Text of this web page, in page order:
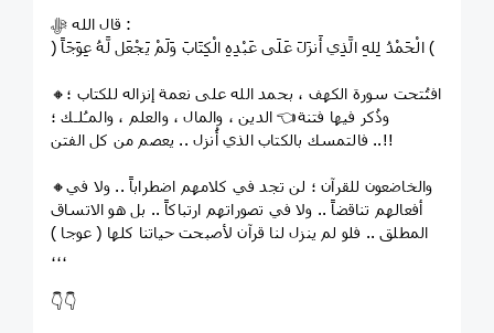
قال الله ﷻ :
﴿ الْحَمْدُ لِلهِ الَّذِي أَنزَلَ عَلَى عَبْدِهِ الْكِتَابَ وَلَمْ يَجْعَل لَّهُ عِوَجَاً ﴾
🔸افتُتحت سورة الكهف ، بحمد الله على نعمة إنزاله للكتاب ؛
وذُكر فيها فتنة👈 الدين ، والمال ، والعلم ، والمـُلـك ؛
فالتمسك بالكتاب الذي أُنزل .. يعصم من كل الفتن ..!!
🔸والخاضعون للقرآن ؛ لن تجد في كلامهم اضطراباً .. ولا في
أفعالهم تناقضاً .. ولا في تصوراتهم ارتباكاً .. بل هو الاتساق
المطلق .. فلو لم ينزل لنا قرآن لأصبحت حياتنا كلها ( عوجا )
،،،
👇👇